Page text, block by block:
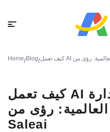
Home/Blog/
كيف تعمل AI على تحسين إدارة
رؤى من
Saleai